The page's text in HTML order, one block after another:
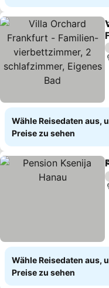
Wähle Reisedaten aus,
Preise zu sehen
Wähle Reisedaten aus,
Preise zu sehen